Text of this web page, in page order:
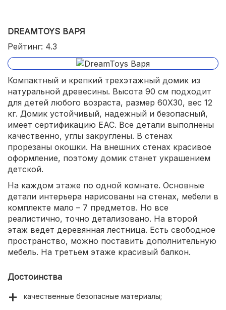
DREAMTOYS ВАРЯ
Рейтинг: 4.3
Компактный и крепкий трехэтажный домик из
натуральной древесины. Высота 90 см подходит
для детей любого возраста, размер 60X30, вес 12
кг. Домик устойчивый, надежный и безопасный,
имеет сертификацию ЕАС. Все детали выполнены
качественно, углы закруглены. В стенах
прорезаны окошки. На внешних стенах красивое
оформление, поэтому домик станет украшением
детской.
На каждом этаже по одной комнате. Основные
детали интерьера нарисованы на стенах, мебели в
комплекте мало – 7 предметов. Но все
реалистично, точно детализовано. На второй
этаж ведет деревянная лестница. Есть свободное
пространство, можно поставить дополнительную
мебель. На третьем этаже красивый балкон.
Достоинства
качественные безопасные материалы;